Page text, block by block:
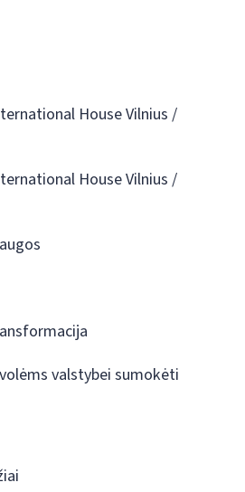
House Vilnius /
House Vilnius /
valstybei sumokėti